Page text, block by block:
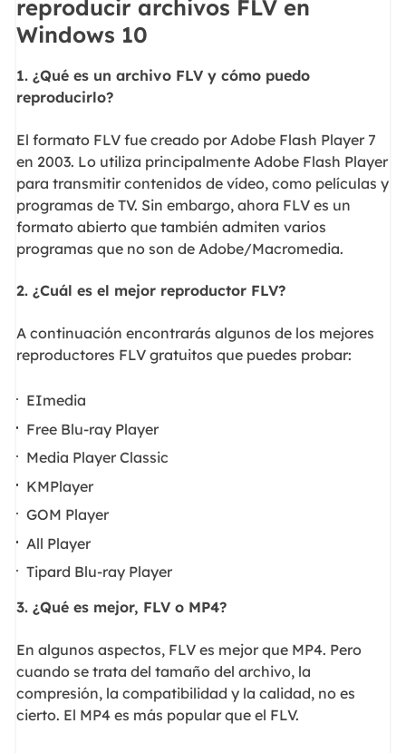
reproducir archivos FLV en
Windows 10
1. ¿Qué es un archivo FLV y cómo puedo
reproducirlo?
El formato FLV fue creado por Adobe Flash Player 7
en 2003. Lo utiliza principalmente Adobe Flash Player
para transmitir contenidos de vídeo, como películas y
programas de TV. Sin embargo, ahora FLV es un
formato abierto que también admiten varios
programas que no son de Adobe/Macromedia.
2. ¿Cuál es el mejor reproductor FLV?
A continuación encontrarás algunos de los mejores
reproductores FLV gratuitos que puedes probar:
EImedia
Free Blu-ray Player
Media Player Classic
KMPlayer
GOM Player
All Player
Tipard Blu-ray Player
3. ¿Qué es mejor, FLV o MP4?
En algunos aspectos, FLV es mejor que MP4. Pero
cuando se trata del tamaño del archivo, la
compresión, la compatibilidad y la calidad, no es
cierto. El MP4 es más popular que el FLV.